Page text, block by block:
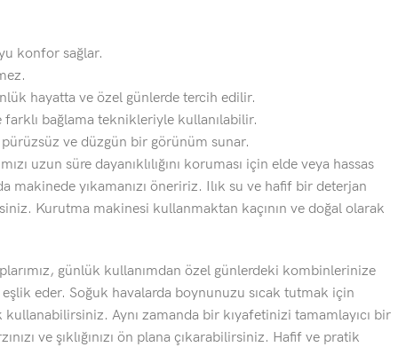
konfor sağlar.
hayatta ve özel günlerde tercih edilir.
bağlama teknikleriyle kullanılabilir.
ve düzgün bir görünüm sunar.
uzun süre dayanıklılığını koruması için elde veya hassas
makinede yıkamanızı öneririz. Ilık su ve hafif bir deterjan
Kurutma makinesi kullanmaktan kaçının ve doğal olarak
günlük kullanımdan özel günlerdeki kombinlerinize
eder. Soğuk havalarda boynunuzu sıcak tutmak için
Aynı zamanda bir kıyafetinizi tamamlayıcı bir
ve şıklığınızı ön plana çıkarabilirsiniz. Hafif ve pratik